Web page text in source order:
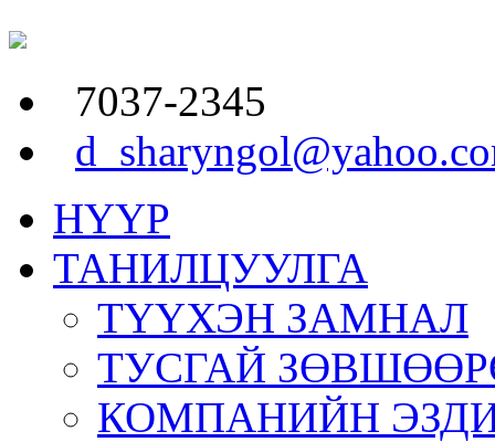
7037-2345
НҮҮР
ТАНИЛЦУУЛГА
ТҮҮХЭН ЗАМНАЛ
ТУСГАЙ
КОМПАНИЙН